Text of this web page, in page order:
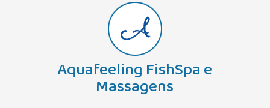
Aquafeeling FishSpa e
Massagens